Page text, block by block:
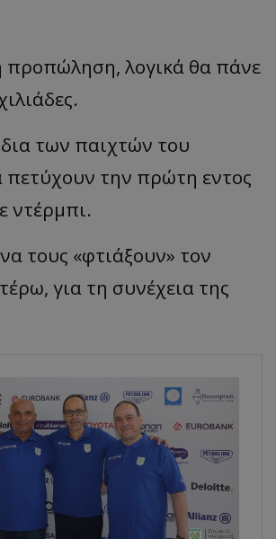
λογικά θα πάνε
των παιχτών του
την πρώτη εντος
ντέρμπι.
τους «φτιάξουν» τον
για τη συνέχεια της